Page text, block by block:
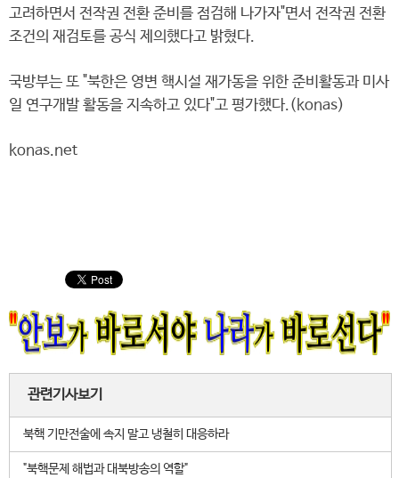
고려하면서 전작권 전환 준비를 점검해 나가자"면서 전작권 전환
조건의 재검토를 공식 제의했다고 밝혔다.
국방부는 또 "북한은 영변 핵시설 재가동을 위한 준비활동과 미사
일 연구개발 활동을 지속하고 있다"고 평가했다.(konas)
konas.net
관련기사보기
북핵 기만전술에 속지 말고 냉철히 대응하라
"북핵문제 해법과 대북방송의 역할"